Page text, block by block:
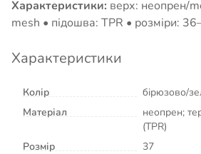
Характеристики: верх: неопрен/
mesh • підошва: TPR • розміри:
Характеристики
Колір
бірюзово/
Матеріал
неопрен;
(TPR)
Розмір
37